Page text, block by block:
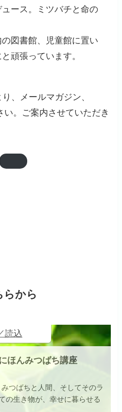
ース。ミツバチと命の
図書館、児童館に置い
頑張っています。
、メールマガジン、
い。ご案内させていただき
らから